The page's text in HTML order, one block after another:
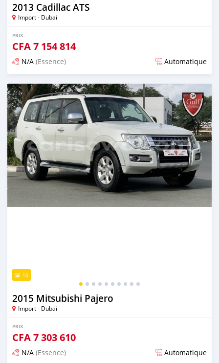
2013 Cadillac ATS
Import - Dubai
PRIX
CFA7 154 814
N/A (Essence) Automatique
Publié il y a presque 6 ans
10
2015 Mitsubishi Pajero
Import - Dubai
PRIX
CFA7 303 610
N/A (Essence) Automatique